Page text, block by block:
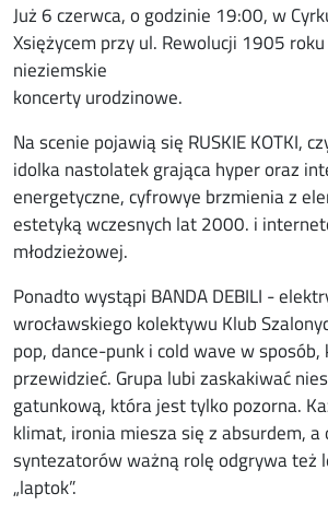
Już 6 czerwca, o godzinie 19:00, w
Xsiężycem przy ul. Rewolucji 1905
nieziemskie
koncerty urodzinowe.
Na scenie pojawią się RUSKIE KOTKI,
idolka nastolatek grająca hyper oraz
energetyczne, cyfrowye brzmienia z
estetyką wczesnych lat 2000. i
młodzieżowej.
Ponadto wystąpi BANDA DEBILI -
wrocławskiego kolektywu Klub
pop, dance-punk i cold wave w
przewidzieć. Grupa lubi zaskakiwać
gatunkową, która jest tylko pozorna.
klimat, ironia miesza się z absurdem, a
syntezatorów ważną rolę odgrywa też
„laptok”.